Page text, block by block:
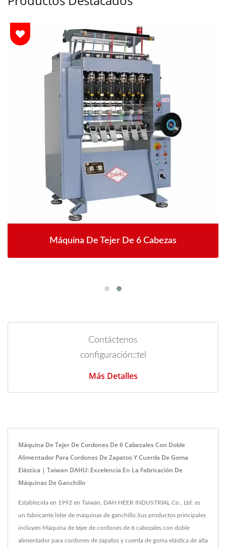
Máquina De Tejer De 6 Cabezas
Contáctenos
configuración::tel
Más Detalles
Máquina De Tejer De Cordones De 6 Cabezales Con Doble
Alimentador Para Cordones De Zapatos Y Cuerda De Goma
Elástica | Taiwan DAHU: Excelencia En La Fabricación De
Máquinas De Ganchillo
Establecida en 1992 en Taiwán, DAH HEER INDUSTRIAL Co., Ltd. es
un fabricante líder de máquinas de ganchillo.Sus productos principales
incluyen Máquina de tejer de cordones de 6 cabezales con doble
alimentador para cordones de zapatos y cuerda de goma elástica de alta